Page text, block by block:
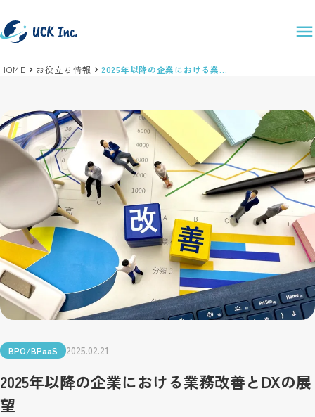
HOME お役立ち情報 2025年以降の企業における業務改善とDXの展望
BPO/BPaaS 2025.02.21
2025年以降の企業における業務改善とDXの展
望